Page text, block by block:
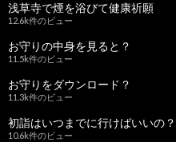
浅草寺で煙を浴びて健康祈願
12.6k件のビュー
お守りの中身を見ると？
11.5k件のビュー
お守りをダウンロード？
11.3k件のビュー
初詣はいつまでに行けばいいの？
10.6k件のビュー